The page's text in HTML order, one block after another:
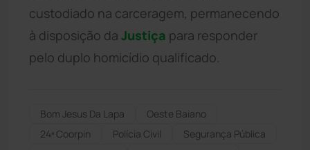
custodiado na carceragem, permanecendo
à disposição da Justiça para responder
pelo duplo homicídio qualificado.
Bom Jesus Da Lapa
Oeste Baiano
24ª Coorpin
Polícia Civil
Segurança Pública